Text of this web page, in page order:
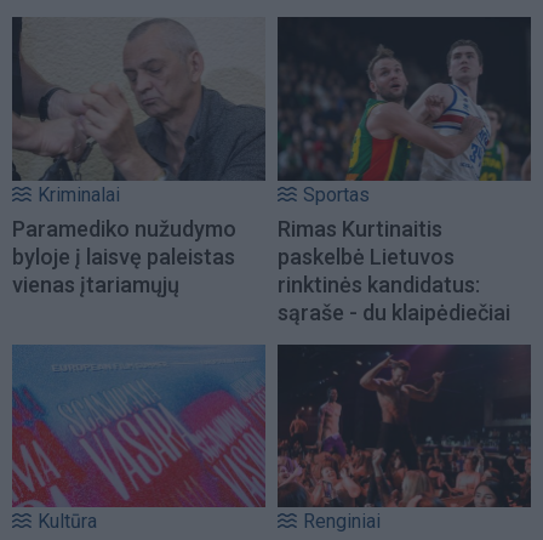
Kriminalai
Paramediko nužudymo
byloje į laisvę paleistas
vienas įtariamųjų
Sportas
Rimas Kurtinaitis
paskelbė Lietuvos
rinktinės kandidatus:
sąraše - du klaipėdiečiai
Kultūra Renginiai